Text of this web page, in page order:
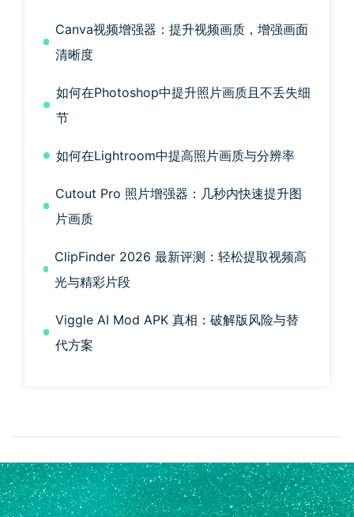
Canva视频增强器：提升视频画质，增强画面
清晰度
如何在Photoshop中提升照片画质且不丢失细
节
如何在Lightroom中提高照片画质与分辨率
Cutout Pro 照片增强器：几秒内快速提升图
片画质
ClipFinder 2026 最新评测：轻松提取视频高
光与精彩片段
Viggle AI Mod APK 真相：破解版风险与替
代方案